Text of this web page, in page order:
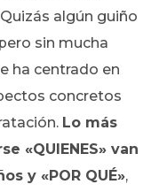
Quizás algún guiño
sin mucha
ha centrado en
concretos
Lo más
«QUIENES» van
y «POR QUÉ»,